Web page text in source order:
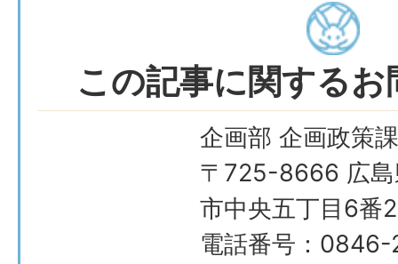
この記事に関する
企画部 企画政策課
〒725-8666 広島
市中央五丁目6番
電話番号：